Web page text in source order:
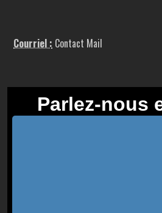
Courriel : Contact Mail